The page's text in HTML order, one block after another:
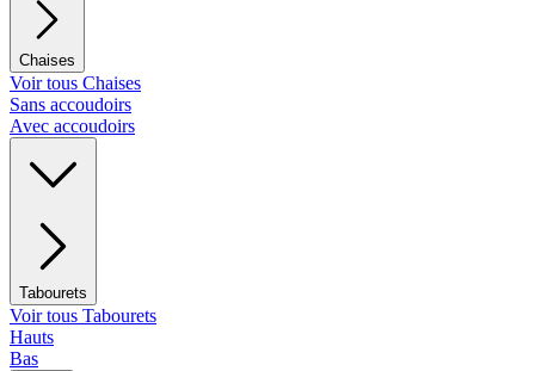
Chaises
Voir tous Chaises
Sans accoudoirs
Avec accoudoirs
Tabourets
Voir tous Tabourets
Hauts
Bas